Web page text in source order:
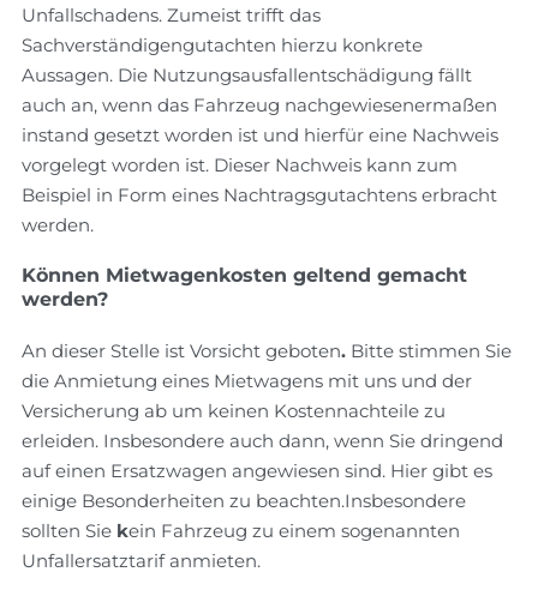
Unfallschadens. Zumeist trifft das
Sachverständigengutachten hierzu konkrete
Aussagen. Die Nutzungsausfallentschädigung fällt
auch an, wenn das Fahrzeug nachgewiesenermaßen
instand gesetzt worden ist und hierfür eine Nachweis
vorgelegt worden ist. Dieser Nachweis kann zum
Beispiel in Form eines Nachtragsgutachtens erbracht
werden.
Können Mietwagenkosten geltend gemacht
werden?
An dieser Stelle ist Vorsicht geboten. Bitte stimmen Sie
die Anmietung eines Mietwagens mit uns und der
Versicherung ab um keinen Kostennachteile zu
erleiden. Insbesondere auch dann, wenn Sie dringend
auf einen Ersatzwagen angewiesen sind. Hier gibt es
einige Besonderheiten zu beachten.Insbesondere
sollten Sie kein Fahrzeug zu einem sogenannten
Unfallersatztarif anmieten.